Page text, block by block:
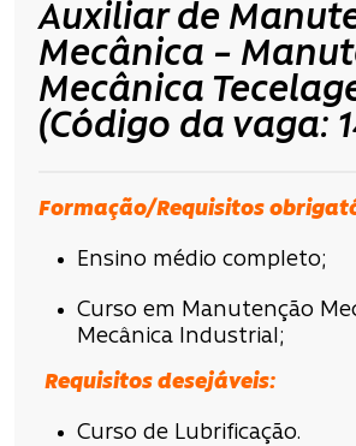
Auxiliar de
Mecânica –
Mecânica
(Código da vaga:
Formação/Requisitos
Ensino médio completo;
Curso em Manutenção
Mecânica Industrial;
Requisitos desejáveis:
Curso de Lubrificação.